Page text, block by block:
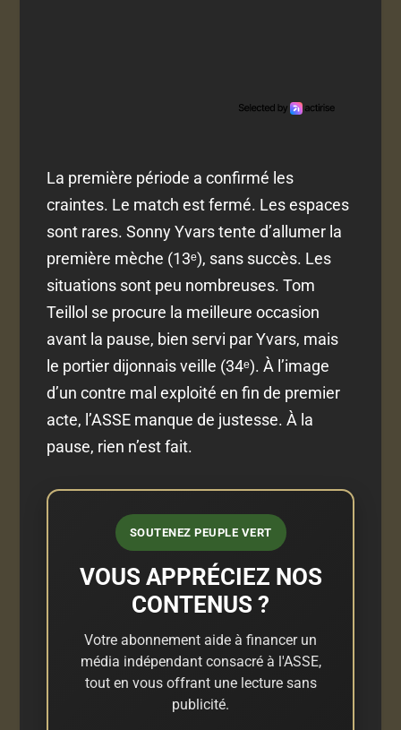
La première période a confirmé les
craintes. Le match est fermé. Les espaces
sont rares. Sonny Yvars tente d’allumer la
première mèche (13ᵉ), sans succès. Les
situations sont peu nombreuses. Tom
Teillol se procure la meilleure occasion
avant la pause, bien servi par Yvars, mais
le portier dijonnais veille (34ᵉ). À l’image
d’un contre mal exploité en fin de premier
acte, l’ASSE manque de justesse. À la
pause, rien n’est fait.
SOUTENEZ PEUPLE VERT
VOUS APPRÉCIEZ NOS
CONTENUS ?
Votre abonnement aide à financer un
média indépendant consacré à l'ASSE,
tout en vous offrant une lecture sans
publicité.